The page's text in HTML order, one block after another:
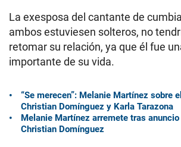
La exesposa del cantante de
ambos estuviesen solteros, no
retomar su relación, ya que él fue
importante de su vida.
“Se merecen”: Melanie Martínez sobre
Christian Domínguez y Karla Tarazona
Melanie Martínez arremete tras anuncio
Christian Domínguez